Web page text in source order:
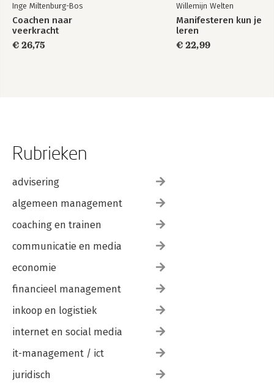
Inge Miltenburg-Bos
Coachen naar
veerkracht
€ 26,75
Willemijn Welten
Manifesteren kun je
leren
€ 22,99
Rubrieken
advisering
algemeen management
coaching en trainen
communicatie en media
economie
financieel management
inkoop en logistiek
internet en social media
it-management / ict
juridisch